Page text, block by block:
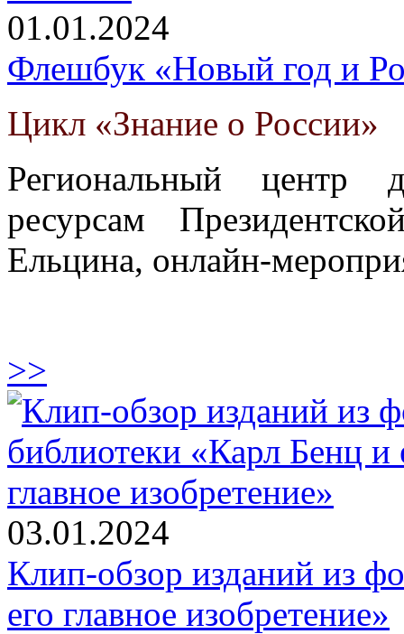
01.01.2024
Флешбук «Новый год и
Цикл «Знание о России»
Региональный центр
ресурсам
Ельцина, онлайн-
>>
03.01.2024
Клип-обзор изданий из
его главное изобретение»